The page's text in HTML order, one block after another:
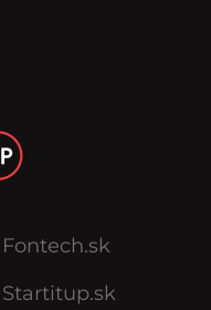
Fontech.sk
Startitup.sk